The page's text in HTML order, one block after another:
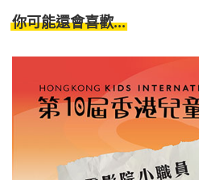
你可能還會喜歡...